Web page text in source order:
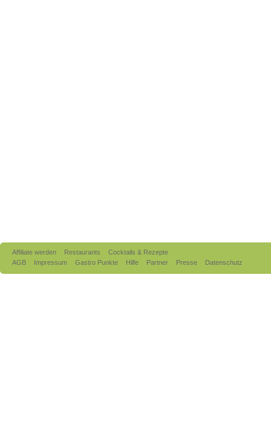
Affiliate werden Restaurants
Cocktails & Rezepte
AGB
Impressum Gastro Punkte Hilfe Partner Presse Datenschutz